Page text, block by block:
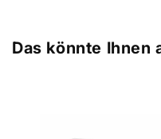
Das könnte Ihnen